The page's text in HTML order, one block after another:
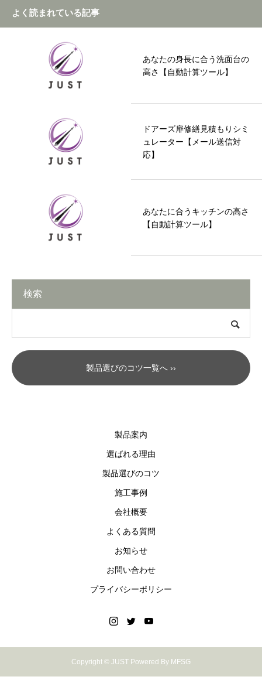
よく読まれている記事
あなたの身長に合う洗面台の
高さ【自動計算ツール】
ドアーズ扉修繕見積もりシミ
ュレーター【メール送信対
応】
あなたに合うキッチンの高さ
【自動計算ツール】
検索
製品選びのコツ一覧へ ››
製品案内
選ばれる理由
製品選びのコツ
施工事例
会社概要
よくある質問
お知らせ
お問い合わせ
プライバシーポリシー
Copyright © JUST Powered By MFSG